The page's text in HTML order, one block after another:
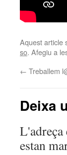
Aquest article
so. Afegiu a
← Treballem
Deixa
L'adreça
estan